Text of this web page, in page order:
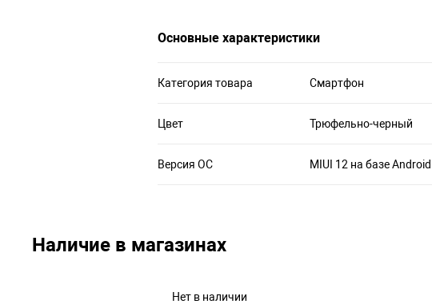
Основные характеристики
Категория товара Смартфон
Цвет Трюфельно-черный
Версия ОС MIUI 12 на базе Android
Наличие в магазинах
Нет в наличии